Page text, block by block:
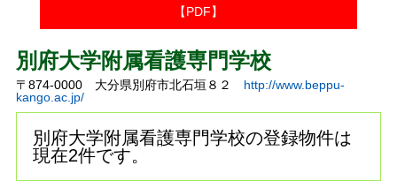
【PDF】
別府大学附属看護専門学校
〒874-0000 大分県別府市北石垣８２ http://www.beppu-
kango.ac.jp/
別府大学附属看護専門学校の登録物件は
現在2件です。